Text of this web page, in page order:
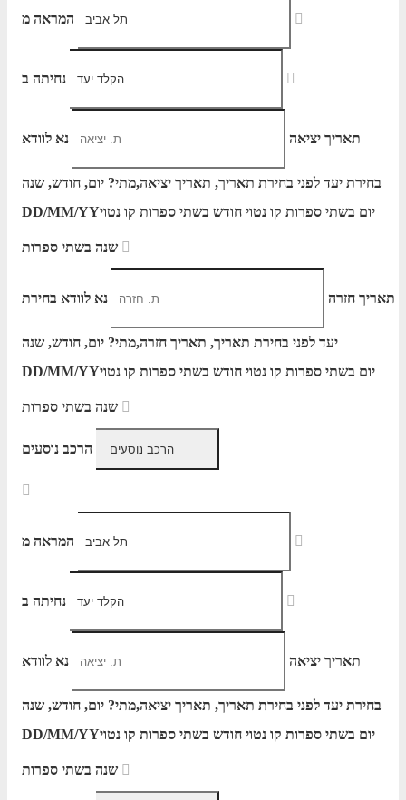
המראה מ
נחיתה ב
תאריך יציאה נא לוודא
בחירת יעד לפני בחירת תאריך, תאריך יציאה,מתי? יום, חודש, שנה
DD/MM/YYיום בשתי ספרות קו נטוי חודש בשתי ספרות קו נטוי
תאריך חזרה נא לוודא בחירת
יעד לפני בחירת תאריך, תאריך חזרה,מתי? יום, חודש, שנה
DD/MM/YYיום בשתי ספרות קו נטוי חודש בשתי ספרות קו נטוי
הרכב נוסעים
המראה מ
נחיתה ב
תאריך יציאה נא לוודא
בחירת יעד לפני בחירת תאריך, תאריך יציאה,מתי? יום, חודש, שנה
DD/MM/YYיום בשתי ספרות קו נטוי חודש בשתי ספרות קו נטוי